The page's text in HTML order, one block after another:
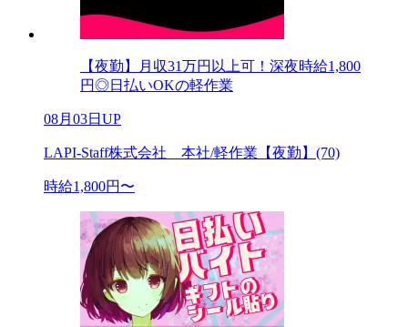
【夜勤】月収31万円以上可！深夜時給1,800
円◎日払いOKの軽作業
08月03日UP
LAPI-Staff株式会社 本社/軽作業【夜勤】(70)
時給1,800円〜